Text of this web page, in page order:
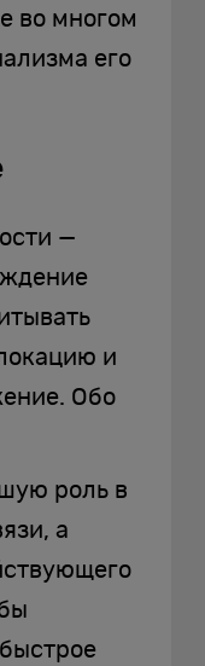
во многом
его
—
и
Обо
роль в
а